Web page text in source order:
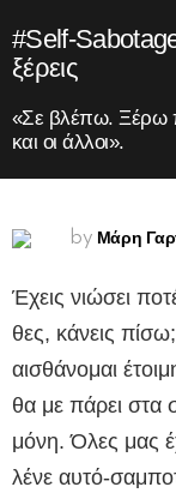
#Self-
ξέρεις
«Σε βλέπω. Ξέρω
και οι άλλοι».
by Μάρη
Έχεις νιώσει
θες, κάνεις
αισθάνομαι
θα με πάρει στα
μόνη. Όλες μας
λένε αυτό-